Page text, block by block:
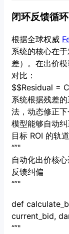
闭环反馈循
根据全球权威
系统的核心在
差）。在出价
对比：
$$Residual =
系统根据残差
法，动态修正
模型能够自动
目标 ROI 的轨道
“”"
自动化出价核
反馈纠偏
“”"
def
current_bid,
“”"